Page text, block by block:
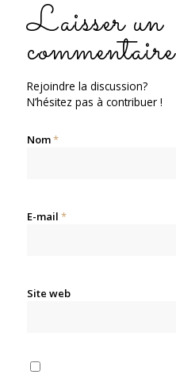
Laisser un
commentaire
Rejoindre la discussion?
N’hésitez pas à contribuer !
Nom*
E-mail *
Site web